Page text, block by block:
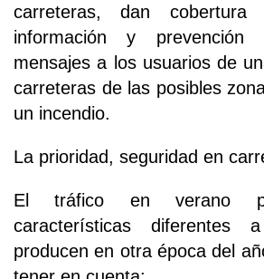
carreteras, dan
información y
mensajes a los usuarios de
carreteras de las posibles
un incendio.
La prioridad, seguridad en
El tráfico en verano
características
producen en otra época del